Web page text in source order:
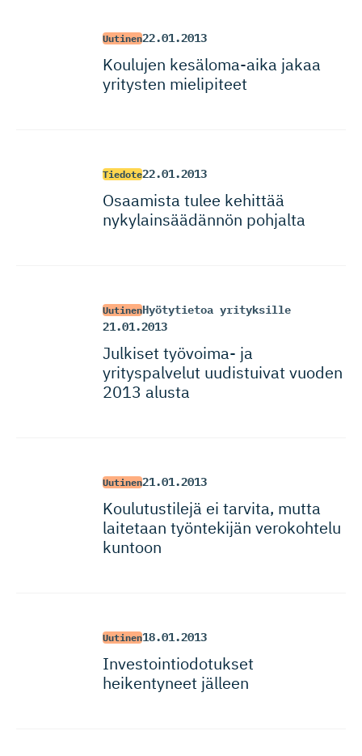
Uutinen22.01.2013
Koulujen kesäloma-aika jakaa
yritysten mielipiteet
Tiedote22.01.2013
Osaamista tulee kehittää
nykylainsää­dännön pohjalta
UutinenHyötytietoa yrityksille
21.01.2013
Julkiset työvoima- ja
yrityspalvelut uudistuivat vuoden
2013 alusta
Uutinen21.01.2013
Koulutustilejä ei tarvita, mutta
laitetaan työntekijän verokohtelu
kuntoon
Uutinen18.01.2013
Investoin­tio­do­tukset
heikentyneet jälleen